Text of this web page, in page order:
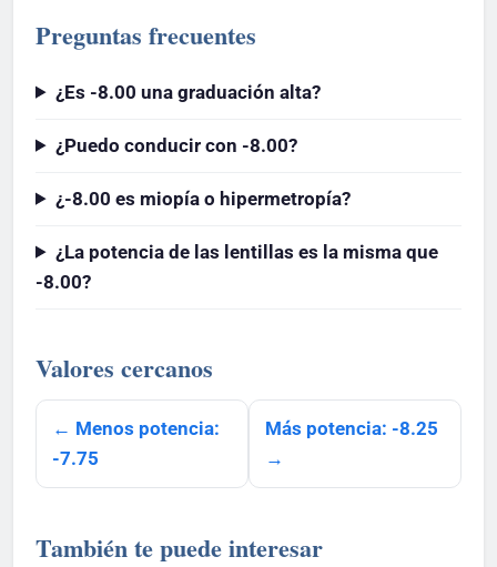
Preguntas frecuentes
¿Es -8.00 una graduación alta?
¿Puedo conducir con -8.00?
¿-8.00 es miopía o hipermetropía?
¿La potencia de las lentillas es la misma que
-8.00?
Valores cercanos
← Menos potencia:
-7.75
Más potencia: -8.25
→
También te puede interesar